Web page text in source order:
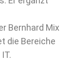
Bernhard Mix
die Bereiche